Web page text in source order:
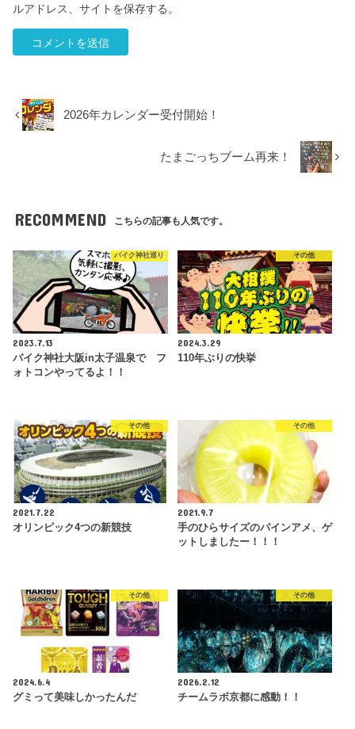
ルアドレス、サイトを保存する。
2026年カレンダー受付開始！
たまごっちブーム再来！
RECOMMEND こちらの記事も人気です。
バイク神社巡り
2023.7.13
バイク神社大阪in太子温泉で フ
ォトコンやってるよ！！
その他
2024.3.29
110年ぶりの快挙
その他
2021.7.22
オリンピック4つの新競技
その他
2021.9.7
手のひらサイズのパインアメ、ゲ
ットしましたー！！！
その他
2024.6.4
グミって美味しかったんだ
その他
2026.2.12
チームラボ京都に感動！！